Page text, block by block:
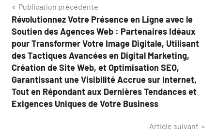
Navigation
de
l’article
Publication précédente
Révolutionnez Votre Présence en Ligne avec le
Soutien des Agences Web : Partenaires Idéaux
pour Transformer Votre Image Digitale, Utilisant
des Tactiques Avancées en Digital Marketing,
Création de Site Web, et Optimisation SEO,
Garantissant une Visibilité Accrue sur Internet,
Tout en Répondant aux Dernières Tendances et
Exigences Uniques de Votre Business
Article suivant